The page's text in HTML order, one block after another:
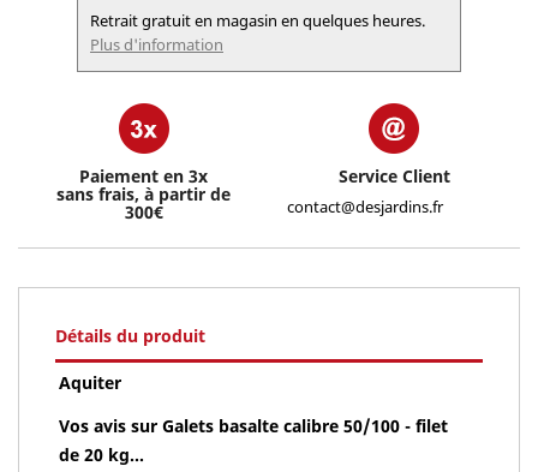
Retrait gratuit en magasin en quelques heures.
Plus d'information
Paiement en 3x
sans frais, à partir de
300€
Service Client
contact@desjardins.fr
Détails du produit
Aquiter
Vos avis sur Galets basalte calibre 50/100 - filet
de 20 kg...